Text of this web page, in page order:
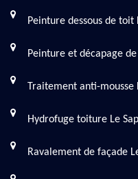
Peinture dessous de toit
Peinture et décapage
Traitement anti-mousse
Hydrofuge toiture Le
Ravalement de façade